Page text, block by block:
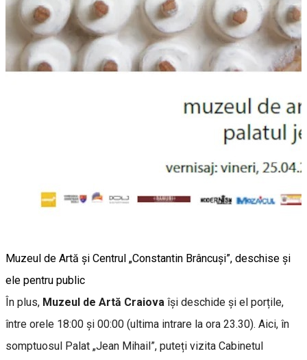
Muzeul de Artă și Centrul „Constantin Brâncuși”, deschise și
ele pentru public
În plus, Muzeul de Artă Craiova își deschide și el porțile,
între orele 18:00 și 00:00 (ultima intrare la ora 23.30). Aici, în
somptuosul Palat „Jean Mihail”, puteți vizita Cabinetul